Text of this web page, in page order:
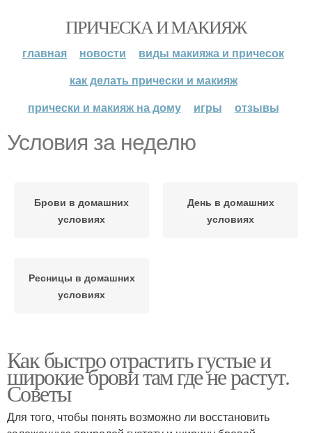
ПРИЧЕСКА И МАКИЯЖ
главная новости
виды макияжа и причесок
как делать прически и макияж
прически и макияж на дому
игры отзывы
Условия за неделю
Брови в домашних
условиях
День в домашних
условиях
Ресницы в домашних
условиях
Как быстро отрастить густые и
широкие брови там где не растут.
Советы
Для того, чтобы понять возможно ли восстановить